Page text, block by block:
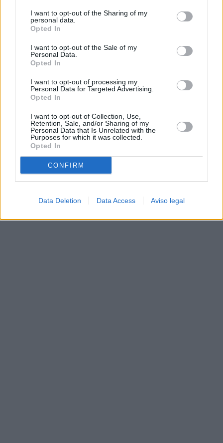
de su consentimiento, pero usted tiene el derecho de
rechazar tal procesamiento. Sus preferencias se aplicarán
cualquier momento entrando de nuevo en este sitio web o
visitando nuestra política de privacidad.
I want to opt-out of the Sharing of my
personal data.
Opted In
I want to opt-out of the Sale of my
Personal Data.
Opted In
I want to opt-out of processing my
Personal Data for Targeted Advertising.
Opted In
I want to opt-out of Collection, Use,
Retention, Sale, and/or Sharing of my
Personal Data that Is Unrelated with the
Purposes for which it was collected.
Opted In
CONFIRM
Data Deletion Data Access Aviso legal